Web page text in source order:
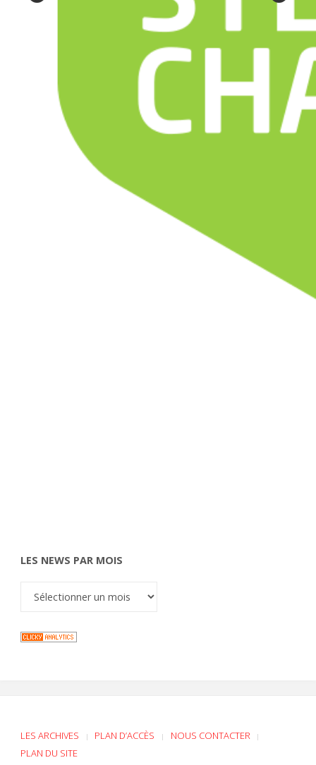
LES NEWS PAR MOIS
LES ARCHIVES PLAN D’ACCÈS NOUS CONTACTER
PLAN DU SITE